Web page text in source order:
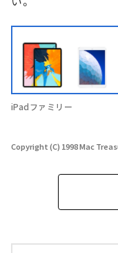
iPadファミリー
Copyright (C) 1998 Mac